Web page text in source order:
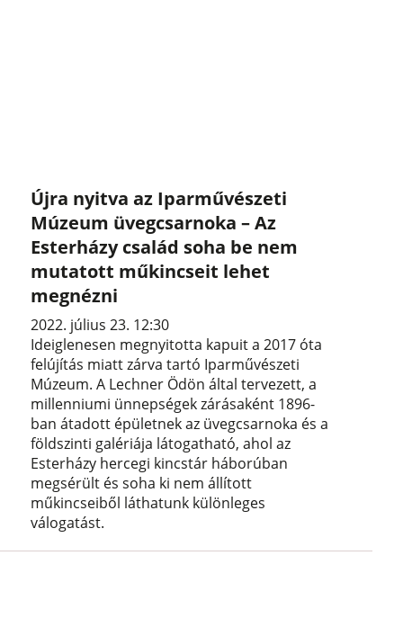
Újra nyitva az Iparművészeti
Múzeum üvegcsarnoka – Az
Esterházy család soha be nem
mutatott műkincseit lehet
megnézni
2022. július 23. 12:30
Ideiglenesen megnyitotta kapuit a 2017 óta
felújítás miatt zárva tartó Iparművészeti
Múzeum. A Lechner Ödön által tervezett, a
millenniumi ünnepségek zárásaként 1896-
ban átadott épületnek az üvegcsarnoka és a
földszinti galériája látogatható, ahol az
Esterházy hercegi kincstár háborúban
megsérült és soha ki nem állított
műkincseiből láthatunk különleges
válogatást.